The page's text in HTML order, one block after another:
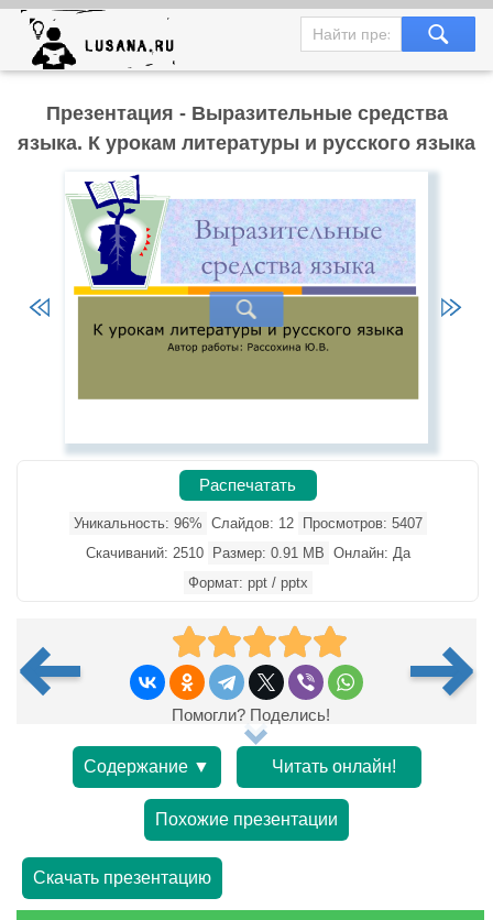
Презентация - Выразительные средства
языка. К урокам литературы и русского языка
Распечатать
Уникальность: 96% Слайдов: 12
Просмотров: 5407
Скачиваний: 2510
Размер: 0.91 MB Онлайн: Да
Формат: ppt / pptx
Помогли? Поделись!
Содержание ▼ Читать онлайн!
Похожие презентации
Скачать презентацию